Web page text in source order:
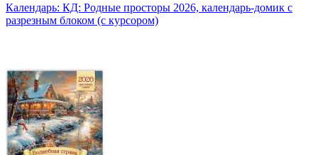
Календарь: КД: Родные просторы 2026, календарь-домик с
разрезным блоком (с курсором)